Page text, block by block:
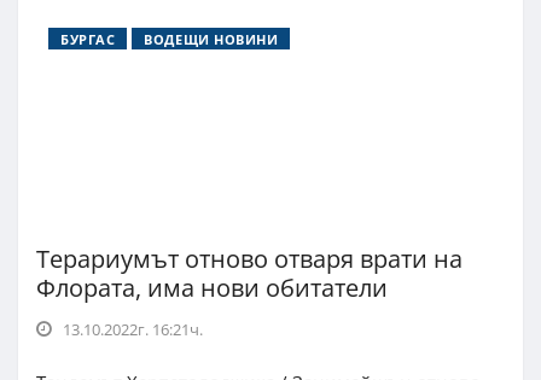
БУРГАС ВОДЕЩИ НОВИНИ
Терариумът отново отваря врати на
Флората, има нови обитатели
13.10.2022г. 16:21ч.